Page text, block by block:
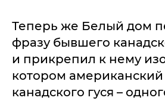
Теперь же Белый дом
фразу бывшего
и прикрепил к нему
котором американский
канадского гуся –